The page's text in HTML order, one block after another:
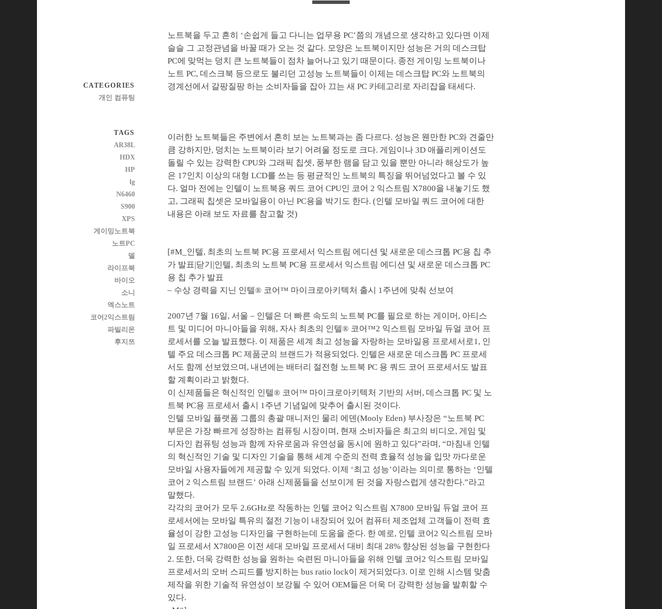
노트북을 두고 흔히 ‘손쉽게 들고 다니는 업무용 PC’쯤의 개념으로 생각하고 있다면 이제
슬슬 그 고정관념을 바꿀 때가 오는 것 같다. 모양은 노트북이지만 성능은 거의 데스크탑
PC에 맞먹는 덩치 큰 노트북들이 점차 늘어나고 있기 때문이다. 종전 게이밍 노트북이나
노트 PC, 데스크북 등으로도 불리던 고성능 노트북들이 이제는 데스크탑 PC와 노트북의
경계선에서 갈팡질팡 하는 소비자들을 잡아 끄는 새 PC 카테고리로 자리잡을 태세다.
이러한 노트북들은 주변에서 흔히 보는 노트북과는 좀 다르다. 성능은 웬만한 PC와 견줄만
큼 강하지만, 덩치는 노트북이라 보기 어려울 정도로 크다. 게임이나 3D 애플리케이션도
돌릴 수 있는 강력한 CPU와 그래픽 칩셋, 풍부한 램을 담고 있을 뿐만 아니라 해상도가 높
은 17인치 이상의 대형 LCD를 쓰는 등 평균적인 노트북의 특징을 뛰어넘었다고 볼 수 있
다. 얼마 전에는 인텔이 노트북용 쿼드 코어 CPU인 코어 2 익스트림 X7800을 내놓기도 했
고, 그래픽 칩셋은 모바일용이 아닌 PC용을 박기도 한다. (인텔 모바일 쿼드 코어에 대한
내용은 아래 보도 자료를 참고할 것)
[#M_인텔, 최초의 노트북 PC용 프로세서 익스트림 에디션 및 새로운 데스크톱 PC용 칩 추
가 발표|닫기|인텔, 최초의 노트북 PC용 프로세서 익스트림 에디션 및 새로운 데스크톱 PC
용 칩 추가 발표
– 수상 경력을 지닌 인텔® 코어™ 마이크로아키텍처 출시 1주년에 맞춰 선보여
2007년 7월 16일, 서울 – 인텔은 더 빠른 속도의 노트북 PC를 필요로 하는 게이머, 아티스
트 및 미디어 마니아들을 위해, 자사 최초의 인텔® 코어™2 익스트림 모바일 듀얼 코어 프
로세서를 오늘 발표했다. 이 제품은 세계 최고 성능을 자랑하는 모바일용 프로세서로1, 인
텔 주요 데스크톱 PC 제품군의 브랜드가 적용되었다. 인텔은 새로운 데스크톱 PC 프로세
서도 함께 선보였으며, 내년에는 배터리 절전형 노트북 PC 용 쿼드 코어 프로세서도 발표
할 계획이라고 밝혔다.
이 신제품들은 혁신적인 인텔® 코어™ 마이크로아키텍처 기반의 서버, 데스크톱 PC 및 노
트북 PC용 프로세서 출시 1주년 기념일에 맞추어 출시된 것이다.
인텔 모바일 플랫폼 그룹의 총괄 매니저인 물리 에덴(Mooly Eden) 부사장은 “노트북 PC
부문은 가장 빠르게 성장하는 컴퓨팅 시장이며, 현재 소비자들은 최고의 비디오, 게임 및
디자인 컴퓨팅 성능과 함께 자유로움과 유연성을 동시에 원하고 있다”라며, “마침내 인텔
의 혁신적인 기술 및 디자인 기술을 통해 세계 수준의 전력 효율적 성능을 입맛 까다로운
모바일 사용자들에게 제공할 수 있게 되었다. 이제 ‘최고 성능’이라는 의미로 통하는 ‘인텔
코어 2 익스트림 브랜드’ 아래 신제품들을 선보이게 된 것을 자랑스럽게 생각한다.”라고
말했다.
각각의 코어가 모두 2.6GHz로 작동하는 인텔 코어2 익스트림 X7800 모바일 듀얼 코어 프
로세서에는 모바일 특유의 절전 기능이 내장되어 있어 컴퓨터 제조업체 고객들이 전력 효
율성이 강한 고성능 디자인을 구현하는데 도움을 준다. 한 예로, 인텔 코어2 익스트림 모바
일 프로세서 X7800은 이전 세대 모바일 프로세서 대비 최대 28% 향상된 성능을 구현한다
2. 또한, 더욱 강력한 성능을 원하는 숙련된 마니아들을 위해 인텔 코어2 익스트림 모바일
프로세서의 오버 스피드를 방지하는 bus ratio lock이 제거되었다3. 이로 인해 시스템 맞춤
제작을 위한 기술적 유연성이 보강될 수 있어 OEM들은 더욱 더 강력한 성능을 발휘할 수
있다.
CATEGORIES
개인 컴퓨팅
TAGS
AR38L
HDX
HP
lg
N6460
S900
XPS
게이밍노트북
노트PC
델
라이프북
바이오
소니
엑스노트
코어2익스트림
파빌리온
후지쯔